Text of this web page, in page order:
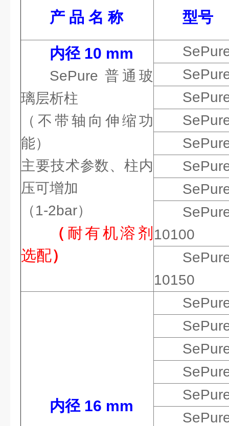
产 品 名 称 型号
内径 10 mm
SePure 普通玻
璃层析柱
（不带轴向伸缩功
能）
主要技术参数、柱内
压可增加
（1-2bar）
（ 耐有机溶剂
选配）
10100
10150
内径 16 mm